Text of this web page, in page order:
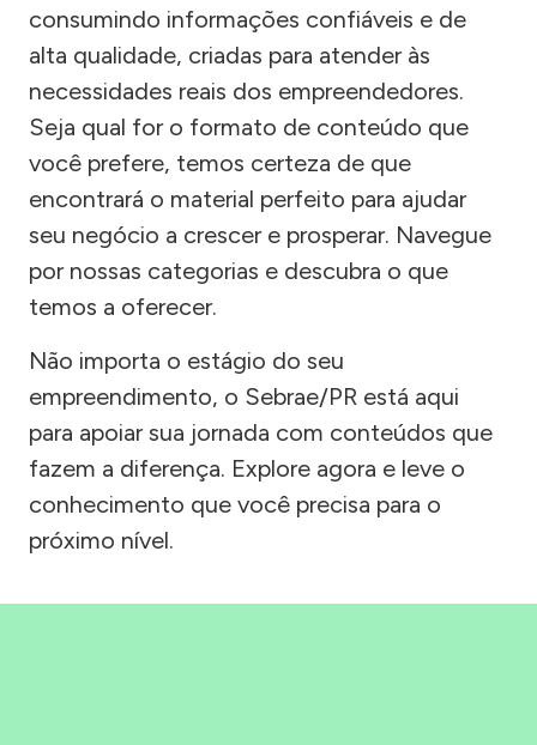
consumindo informações confiáveis e de
alta qualidade, criadas para atender às
necessidades reais dos empreendedores.
Seja qual for o formato de conteúdo que
você prefere, temos certeza de que
encontrará o material perfeito para ajudar
seu negócio a crescer e prosperar. Navegue
por nossas categorias e descubra o que
temos a oferecer.
Não importa o estágio do seu
empreendimento, o Sebrae/PR está aqui
para apoiar sua jornada com conteúdos que
fazem a diferença. Explore agora e leve o
conhecimento que você precisa para o
próximo nível.